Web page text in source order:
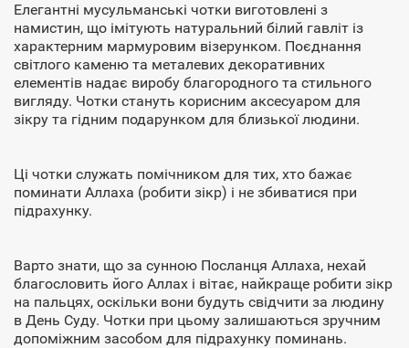
Елегантні мусульманські чотки виготовлені з
намистин, що імітують натуральний білий гавліт із
характерним мармуровим візерунком. Поєднання
світлого каменю та металевих декоративних
елементів надає виробу благородного та стильного
вигляду. Чотки стануть корисним аксесуаром для
зікру та гідним подарунком для близької людини.
Ці чотки служать помічником для тих, хто бажає
поминати Аллаха (робити зікр) і не збиватися при
підрахунку.
Варто знати, що за сунною Посланця Аллаха, нехай
благословить його Аллах і вітає, найкраще робити зікр
на пальцях, оскільки вони будуть свідчити за людину
в День Суду. Чотки при цьому залишаються зручним
допоміжним засобом для підрахунку поминань.